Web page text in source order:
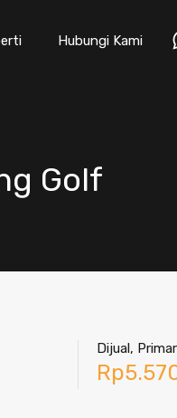
Hubungi Kami
Golf
Dijual,